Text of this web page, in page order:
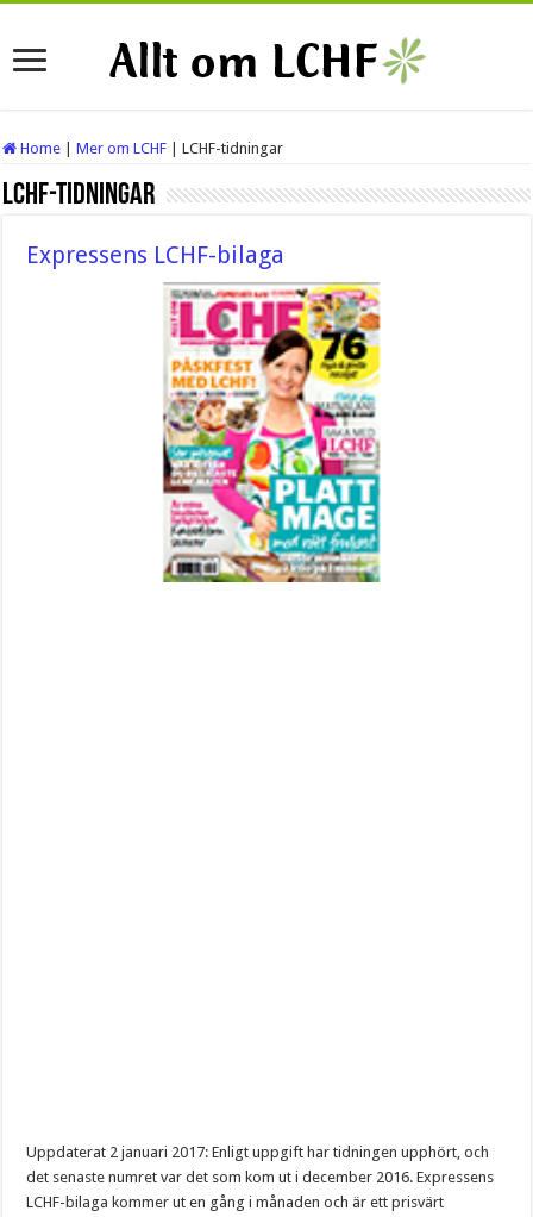
Home Mer om LCHF LCHF-tidningar
LCHF-tidningar
Expressens LCHF-bilaga
Uppdaterat 2 januari 2017: Enligt uppgift har tidningen upphört, och
det senaste numret var det som kom ut i december 2016. Expressens
LCHF-bilaga kommer ut en gång i månaden och är ett prisvärt